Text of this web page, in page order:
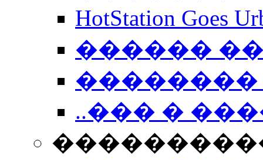
HotStation
������
��������
..��� �
����������